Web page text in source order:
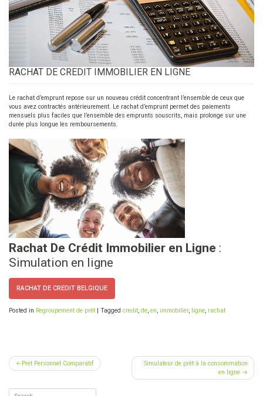
RACHAT DE CREDIT IMMOBILIER EN LIGNE
Le rachat d’emprunt repose sur un nouveau crédit concentrant l’ensemble de ceux que
vous avez contractés antérieurement. Le rachat d’emprunt permet des paiements
mensuels plus faciles que l’ensemble des emprunts souscrits, mais prolonge sur une
durée plus longue les remboursements.
Rachat De Crédit Immobilier en Ligne :
Simulation en ligne
RACHAT DE CREDIT BELGIQUE
Posted in Regroupement de prêt | Tagged credit de en immobilier, ligne rachat
Navigation
l’article
Pret Personnel Comparatif
Simulateur de prêt à la consommation
en ligne